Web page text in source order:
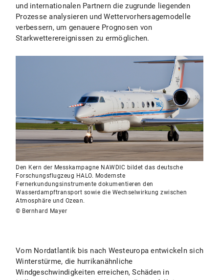
und internationalen Partnern die zugrunde liegenden
Prozesse analysieren und Wettervorhersagemodelle
verbessern, um genauere Prognosen von
Starkwetterereignissen zu ermöglichen.
Den Kern der Messkampagne NAWDIC bildet das deutsche
Forschungsflugzeug HALO. Modernste
Fernerkundungsinstrumente dokumentieren den
Wasserdampftransport sowie die Wechselwirkung zwischen
Atmosphäre und Ozean.
© Bernhard Mayer
Vom Nordatlantik bis nach Westeuropa entwickeln sich
Winterstürme, die hurrikanähnliche
Windgeschwindigkeiten erreichen, Schäden in